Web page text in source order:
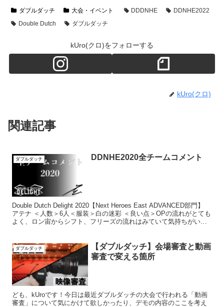
ダブルダッチ 大会・イベント DDDNHE
DDNHE2022
Double Dutch
ダブルダッチ
kUro(クロ)をフォローする
kUro(クロ)
関連記事
ダブルダッチ DDNHE2020全チームコメント
Double Dutch Delight 2020【Next Heroes East ADVANCED部門】
アテナ ＜人数＞6人＜服装＞白の迷彩 ＜良い点＞OPの流れがとても
よく、ロン宙からシフト、フリーズの流れはみていて気持ちがい
ダブルダッチ
【ダブルダッチ】会場審査と動画
審査で変える箇所
ども、kUroです！今日は最近ダブルダッチの大会で行われる「動画
審査」について気にかけて欲しかったり、デモの内容のここを考え